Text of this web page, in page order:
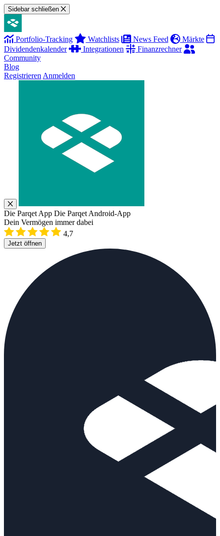
Sidebar schließen
Portfolio-Tracking Watchlists News Feed
Märkte
Dividendenkalender
Integrationen
Finanzrechner
Community
Blog
Registrieren Anmelden
Die Parqet App Die Parqet Android-App
Dein Vermögen immer dabei
4,7
Jetzt öffnen